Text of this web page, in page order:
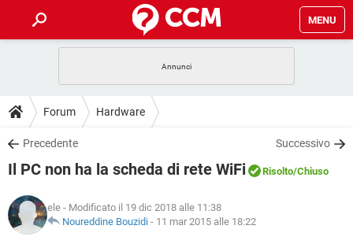
MENU
INTRATTENIMENTO
iOS
INSTAGRAM WHATSAPP
TIKTOK
HARDWARE
GUIDE
COVID-19
INSTAGRAM WHATSAPP
TIKTOK
DOWNLOAD
COVID-19 GAMING
INTRATTENIMENTO
iOS WINDOWS 10
COVID-19 GAMING
INTRATTENIMENTO
GLOSSARIO
Forum Hardware
Precedente Successivo
Il PC non ha la scheda di rete WiFi Risolto/Chiuso
ele - Modificato il 19 dic 2018 alle 11:38
Noureddine Bouzidi - 11 mar 2015 alle 18:22